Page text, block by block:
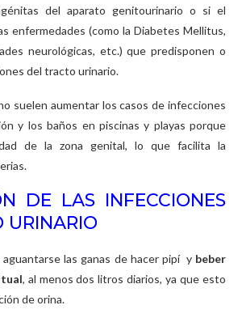
del aparato genitourinario o si el
enfermedades (como la Diabetes Mellitus,
neurológicas, etc.) que predisponen o
del tracto urinario.
suelen aumentar los casos de infecciones
y los baños en piscinas y playas porque
de la zona genital, lo que facilita la
DE LAS INFECCIONES
URINARIO
las ganas de hacer pipí y beber
, al menos dos litros diarios, ya que esto
de orina.